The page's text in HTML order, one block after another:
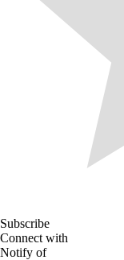
Subscribe
Connect with
Notify of